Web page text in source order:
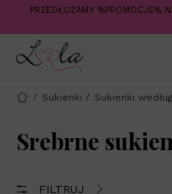
PRZEDŁUŻAMY %PROMOCJE%
/ Sukienki / Sukienki
Srebrne
FILTRUJ